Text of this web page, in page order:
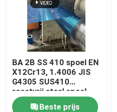
BA 2B SS 410 spoel EN
X12Cr13, 1.4006 JIS
G4305 SUS410
roestvrij staal spoel
strip 0,3-3 mm
Beste prijs